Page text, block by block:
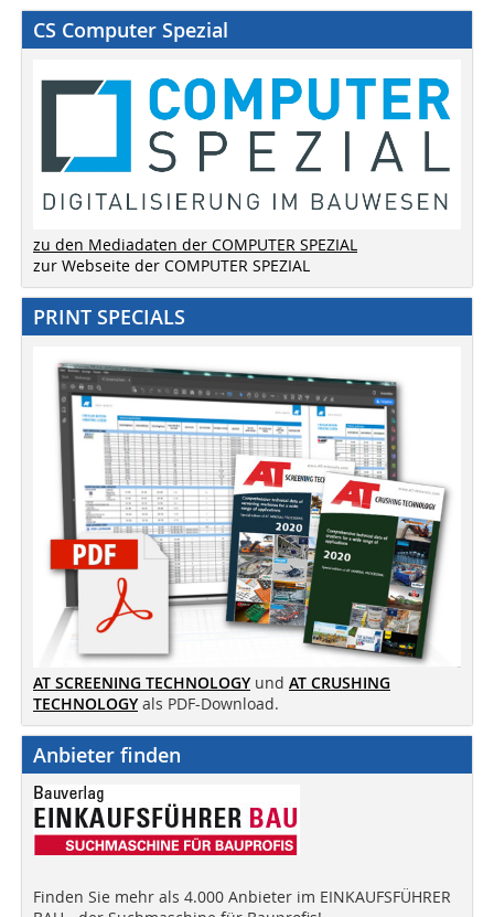
CS Computer Spezial
zu den Mediadaten der COMPUTER SPEZIAL
zur Webseite der COMPUTER SPEZIAL
PRINT SPECIALS
AT SCREENING TECHNOLOGY und AT CRUSHING
TECHNOLOGY als PDF-Download.
Anbieter finden
Finden Sie mehr als 4.000 Anbieter im EINKAUFSFÜHRER